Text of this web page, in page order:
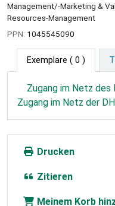
Management/-Marketing &
Resources-Management
PPN: 1045545090
Exemplare ( 0 )
Zugang im Netz des
Zugang im Netz der
Drucken
Zitieren
Meinem Korb